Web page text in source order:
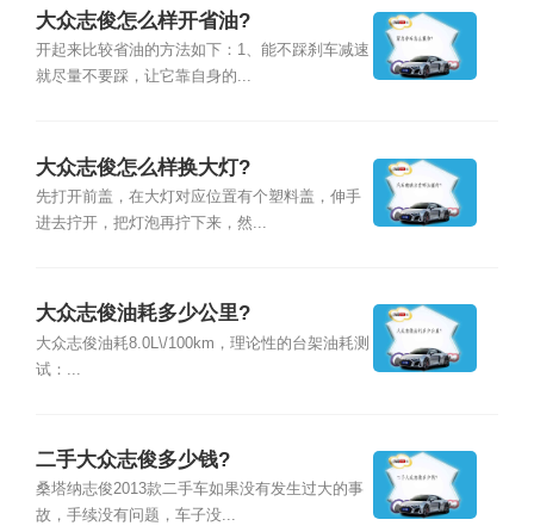
大众志俊怎么样开省油?
开起来比较省油的方法如下：1、能不踩刹车减速
就尽量不要踩，让它靠自身的...
大众志俊怎么样换大灯?
先打开前盖，在大灯对应位置有个塑料盖，伸手
进去拧开，把灯泡再拧下来，然...
大众志俊油耗多少公里?
大众志俊油耗8.0L\/100km，理论性的台架油耗测
试：...
二手大众志俊多少钱?
桑塔纳志俊2013款二手车如果没有发生过大的事
故，手续没有问题，车子没...